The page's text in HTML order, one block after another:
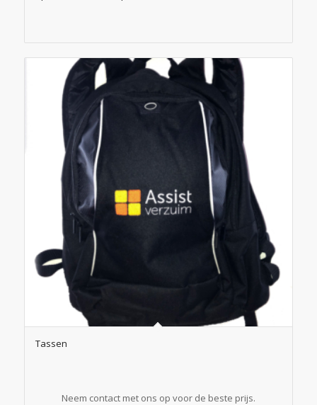
Tassen
Neem contact met ons op voor de beste prijs.